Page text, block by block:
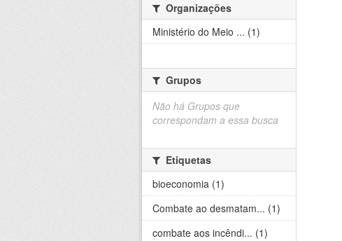
Organizações
Ministério do Meio ... (1)
Grupos
Não há Grupos que
correspondam a essa busca
Etiquetas
bioeconomia (1)
Combate ao desmatam... (1)
combate aos incêndi... (1)